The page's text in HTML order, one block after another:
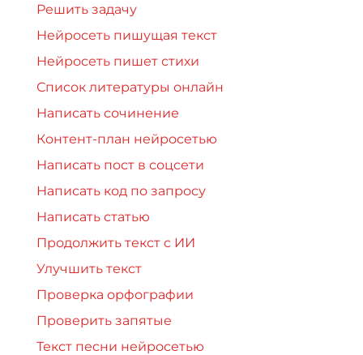
Решить задачу
Нейросеть пишущая текст
Нейросеть пишет стихи
Список литературы онлайн
Написать сочинение
Контент-план нейросетью
Написать пост в соцсети
Написать код по запросу
Написать статью
Продолжить текст с ИИ
Улучшить текст
Проверка орфографии
Проверить запятые
Текст песни нейросетью